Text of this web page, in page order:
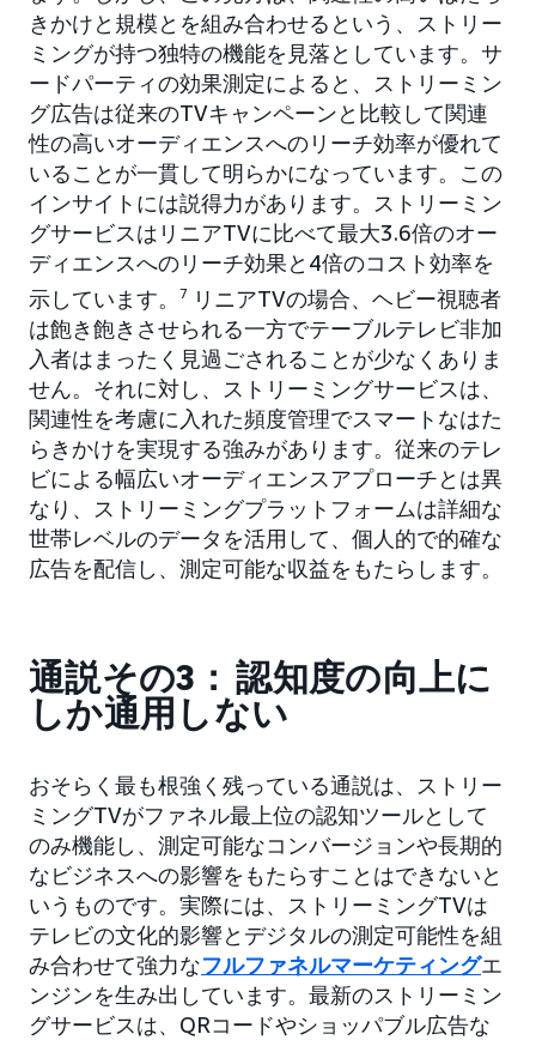
きかけと規模とを組み合わせるという、ストリー
ミングが持つ独特の機能を見落としています。サ
ードパーティの効果測定によると、ストリーミン
グ広告は従来のTVキャンペーンと比較して関連
性の高いオーディエンスへのリーチ効率が優れて
いることが一貫して明らかになっています。この
インサイトには説得力があります。ストリーミン
グサービスはリニアTVに比べて最大3.6倍のオー
ディエンスへのリーチ効果と4倍のコスト効率を
示しています。
7
リニアTVの場合、ヘビー視聴者
は飽き飽きさせられる一方でテーブルテレビ非加
入者はまったく見過ごされることが少なくありま
せん。それに対し、ストリーミングサービスは、
関連性を考慮に入れた頻度管理でスマートなはた
らきかけを実現する強みがあります。従来のテレ
ビによる幅広いオーディエンスアプローチとは異
なり、ストリーミングプラットフォームは詳細な
世帯レベルのデータを活用して、個人的で的確な
広告を配信し、測定可能な収益をもたらします。
通説その3： 認知度の向上に
しか通用しない
おそらく最も根強く残っている通説は、ストリー
ミングTVがファネル最上位の認知ツールとして
のみ機能し、測定可能なコンバージョンや長期的
なビジネスへの影響をもたらすことはできないと
いうものです。実際には、ストリーミングTVは
テレビの文化的影響とデジタルの測定可能性を組
み合わせて強力なフルファネルマーケティングエ
ンジンを生み出しています。最新のストリーミン
グサービスは、QRコードやショッパブル広告な